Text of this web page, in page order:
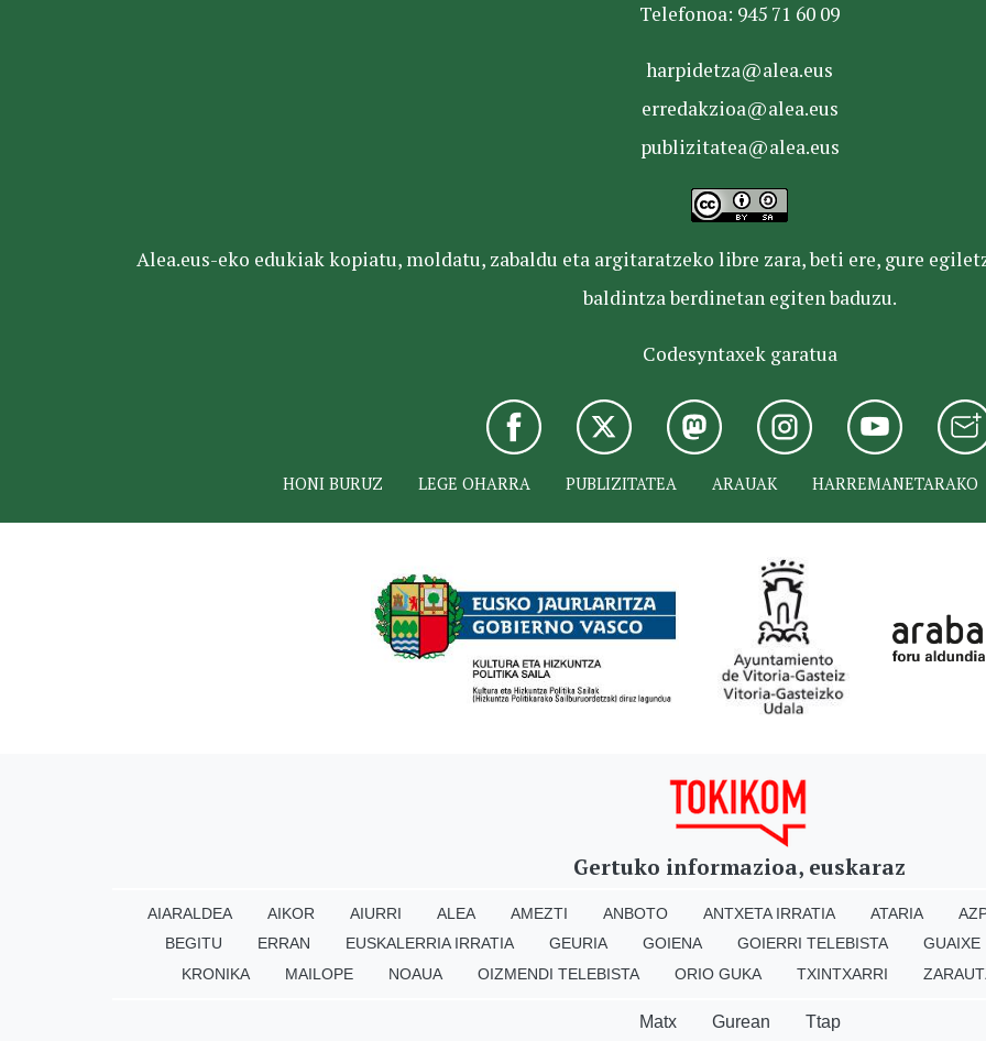
Telefonoa: 945 71 60 09
harpidetza@alea.eus
erredakzioa@alea.eus
publizitatea@alea.eus
Alea.eus-eko edukiak kopiatu, moldatu, zabaldu eta argitaratzeko libre zara, beti ere, gure
baldintza berdinetan egiten baduzu.
Codesyntaxek garatua
HONI BURUZ LEGE OHARRA PUBLIZITATEA ARAUAK HARREMANETARAKO
Gertuko informazioa, euskaraz
AIARALDEA AIKOR AIURRI ALEA AMEZTI ANBOTO ANTXETA IRRATIA ATARIA
BEGITU
ERRAN EUSKALERRIA IRRATIA GEURIA GOIENA GOIERRI TELEBISTA
GUAIXE
KRONIKA
MAILOPE NOAUA OIZMENDI TELEBISTA ORIO GUKA TXINTXARRI
Matx Gurean Ttap